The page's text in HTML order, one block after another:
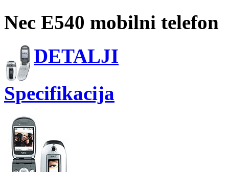
Nec E540 mobilni telefon
DETALJI
Specifikacija